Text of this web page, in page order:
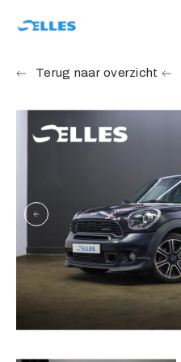
Home
Autoverhuur
Werkplaats
Over ons
Verkocht
Vacatures
Contact
Terug naar overzicht